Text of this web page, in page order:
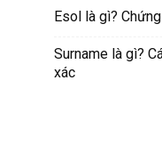
Esol là gì?
Surname là gì?
xác